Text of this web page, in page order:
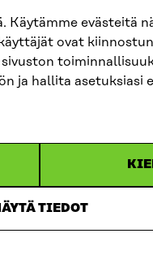
Käytämme evästeitä
ovat
ja hallita asetuksiasi
TIEDOT